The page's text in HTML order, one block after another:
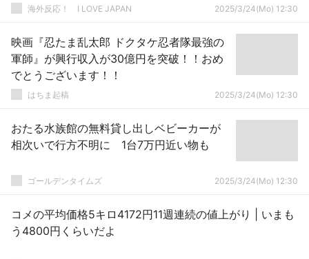
海外反応！ I LOVE JAPAN 2025/3/24(Mo) 12:30
映画『忍たま乱太郎 ドクタケ忍者隊最強の
軍師』が興行収入が30億円を突破！！おめ
でとうございます！！
はちま起稿 2025/3/24(Mo) 12:30
おたる水族館の無料貸し出しベビーカーが
相次いで行方不明に 1台7万円近い物も
ゴールデンタイムズ 2025/3/24(Mo) 12:30
コメの平均価格5キロ4172円11週連続の値上がり | いまも
う4800円くらいだよ